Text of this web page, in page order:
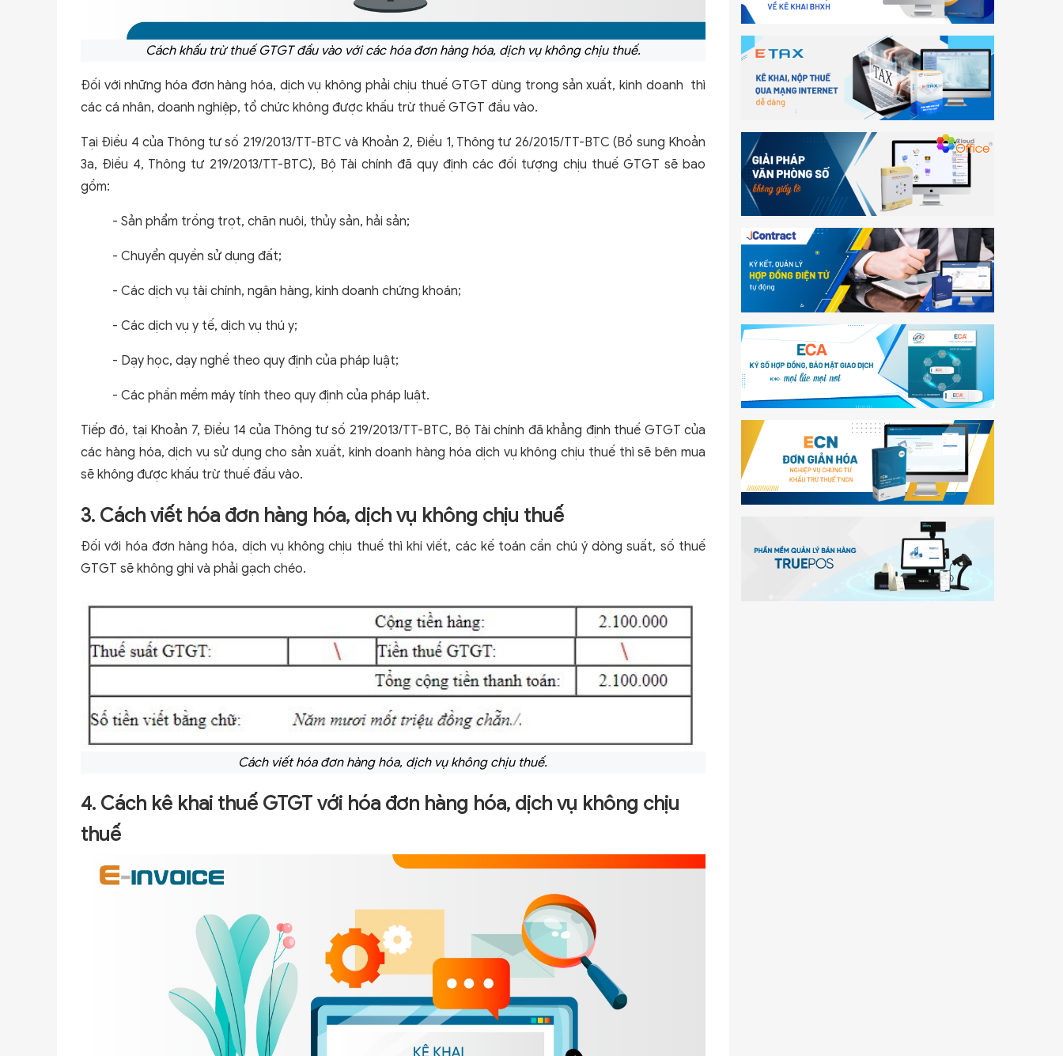
Cách khấu trừ thuế GTGT đầu vào với các hóa đơn hàng hóa, dịch vụ không chịu thuế.
Đối với những hóa đơn hàng hóa, dịch vụ không phải chịu thuế GTGT dùng trong sản xuất, kinh doanh thì
các cá nhân, doanh nghiệp, tổ chức không được khấu trừ thuế GTGT đầu vào.
Tại Điều 4 của Thông tư số 219/2013/TT-BTC và Khoản 2, Điều 1, Thông tư 26/2015/TT-BTC (Bổ sung Khoản
3a, Điều 4, Thông tư 219/2013/TT-BTC), Bộ Tài chính đã quy định các đối tượng chịu thuế GTGT sẽ bao
gồm:
- Sản phẩm trồng trọt, chăn nuôi, thủy sản, hải sản;
- Chuyển quyền sử dụng đất;
- Các dịch vụ tài chính, ngân hàng, kinh doanh chứng khoán;
- Các dịch vụ y tế, dịch vụ thú y;
- Dạy học, dạy nghề theo quy định của pháp luật;
- Các phần mềm máy tính theo quy định của pháp luật.
Tiếp đó, tại Khoản 7, Điều 14 của Thông tư số 219/2013/TT-BTC, Bộ Tài chính đã khẳng định thuế GTGT của
các hàng hóa, dịch vụ sử dụng cho sản xuất, kinh doanh hàng hóa dịch vụ không chịu thuế thì sẽ bên mua
sẽ không được khấu trừ thuế đầu vào.
3. Cách viết hóa đơn hàng hóa, dịch vụ không chịu thuế
Đối với hóa đơn hàng hóa, dịch vụ không chịu thuế thì khi viết, các kế toán cần chú ý dòng suất, số thuế
GTGT sẽ không ghi và phải gạch chéo.
Cách viết hóa đơn hàng hóa, dịch vụ không chịu thuế.
4. Cách kê khai thuế GTGT với hóa đơn hàng hóa, dịch vụ không chịu
thuế